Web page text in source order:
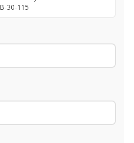
30-115